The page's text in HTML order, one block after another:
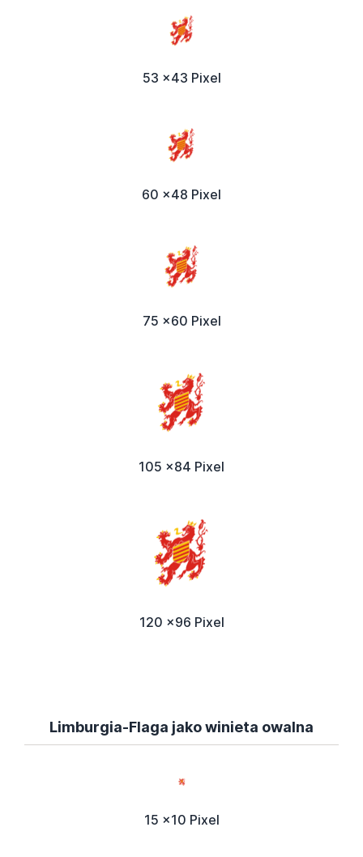
53 x43 Pixel
60 x48 Pixel
75 x60 Pixel
105 x84 Pixel
120 x96 Pixel
Limburgia-Flaga jako winieta owalna
15 x10 Pixel